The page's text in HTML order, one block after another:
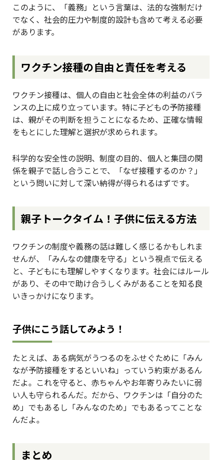
このように、「義務」という言葉は、法的な強制だけ
でなく、社会的圧力や制度的設計も含めて考える必要
があります。
ワクチン接種の自由と責任を考える
ワクチン接種は、個人の自由と社会全体の利益のバラ
ンスの上に成り立っています。特に子どもの予防接種
は、親がその判断を担うことになるため、正確な情報
をもとにした理解と選択が求められます。
科学的な安全性の説明、制度の目的、個人と集団の関
係を親子で話し合うことで、「なぜ接種するのか？」
という問いに対して深い納得が得られるはずです。
親子トークタイム！子供に伝える方法
ワクチンの制度や義務の話は難しく感じるかもしれま
せんが、「みんなの健康を守る」という視点で伝える
と、子どもにも理解しやすくなります。社会にはルール
があり、その中で助け合うしくみがあることを知る良
いきっかけになります。
子供にこう話してみよう！
たとえば、ある病気がうつるのをふせぐために「みん
なが予防接種をするといいね」っていう約束があるん
だよ。これを守ると、赤ちゃんやお年寄りみたいに弱
い人も守られるんだ。だから、ワクチンは「自分のた
め」でもあるし「みんなのため」でもあるってことな
んだよ。
まとめ